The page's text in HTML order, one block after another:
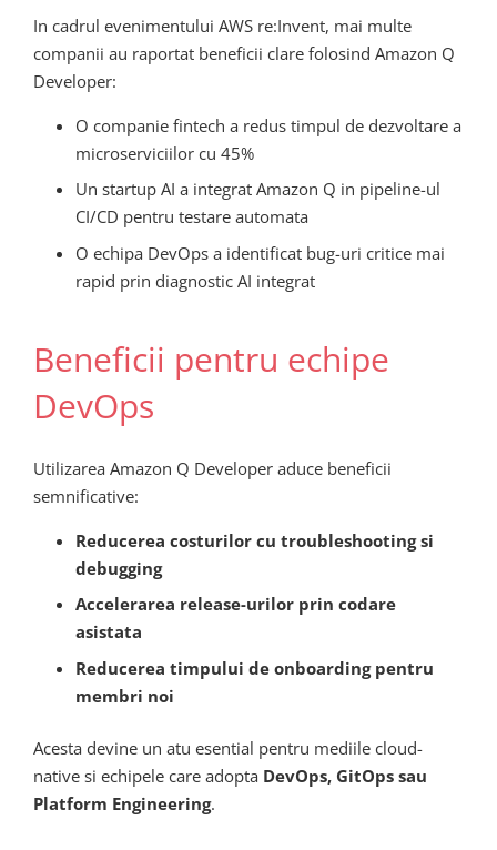
In cadrul evenimentului AWS re:Invent, mai multe
companii au raportat beneficii clare folosind Amazon Q
Developer:
O companie fintech a redus timpul de dezvoltare a
microserviciilor cu 45%
Un startup AI a integrat Amazon Q in pipeline-ul
CI/CD pentru testare automata
O echipa DevOps a identificat bug-uri critice mai
rapid prin diagnostic AI integrat
Beneficii pentru echipe
DevOps
Utilizarea Amazon Q Developer aduce beneficii
semnificative:
Reducerea costurilor cu troubleshooting si
debugging
Accelerarea release-urilor prin codare
asistata
Reducerea timpului de onboarding pentru
membri noi
Acesta devine un atu esential pentru mediile cloud-
native si echipele care adopta DevOps, GitOps sau
Platform Engineering.